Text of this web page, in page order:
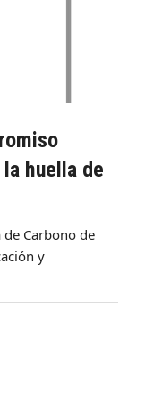
huella de
Carbono de
y